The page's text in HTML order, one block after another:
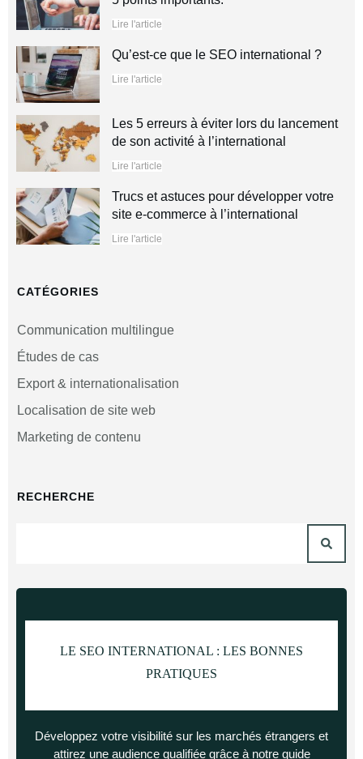
Lire l'article
Qu’est-ce que le SEO international ?
Lire l'article
Les 5 erreurs à éviter lors du lancement
de son activité à l’international
Lire l'article
Trucs et astuces pour développer votre
site e-commerce à l’international
Lire l'article
CATÉGORIES
Communication multilingue
Études de cas
Export & internationalisation
Localisation de site web
Marketing de contenu
RECHERCHE
LE SEO INTERNATIONAL : LES BONNES
PRATIQUES
Développez votre visibilité sur les marchés étrangers et
attirez une audience qualifiée grâce à notre guide